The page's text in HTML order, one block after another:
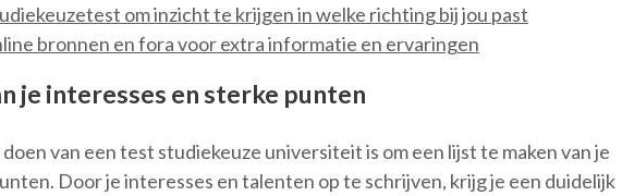
om inzicht te krijgen in welke richting bij jou past
bronnen en fora voor extra informatie en ervaringen
je interesses en sterke punten
van een test studiekeuze universiteit is om een lijst te maken van je
Door je interesses en talenten op te schrijven, krijg je een duidelijk